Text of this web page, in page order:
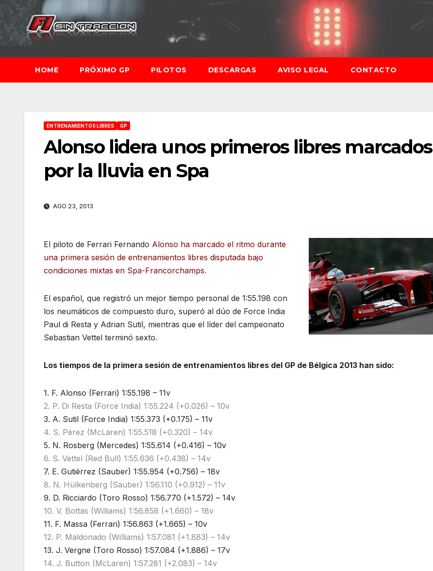
Saltar
contenido
HOME PRÓXIMO GP PILOTOS DESCARGAS AVISO LEGAL CONTACTO
ENTRENAMIENTOS LIBRES GP
Alonso lidera unos primeros libres marcados
por la lluvia en Spa
AGO 23, 2013
El piloto de Ferrari Fernando Alonso ha marcado el ritmo durante
una primera sesión de entrenamientos libres disputada bajo
condiciones mixtas en Spa-Francorchamps.
El español, que registró un mejor tiempo personal de 1:55.198 con
los neumáticos de compuesto duro, superó al dúo de Force India
Paul di Resta y Adrian Sutil, mientras que el líder del campeonato
Sebastian Vettel terminó sexto.
Los tiempos de la primera sesión de entrenamientos libres del GP de Bélgica 2013 han sido:
1. F. Alonso (Ferrari) 1:55.198 – 11v
2. P. Di Resta (Force India) 1:55.224 (+0.026) – 10v
3. A. Sutil (Force India) 1:55.373 (+0.175) – 11v
4. S. Pérez (McLaren) 1:55.518 (+0.320) – 14v
5. N. Rosberg (Mercedes) 1:55.614 (+0.416) – 10v
6. S. Vettel (Red Bull) 1:55.636 (+0.438) – 14v
7. E. Gutiérrez (Sauber) 1:55.954 (+0.756) – 18v
8. N. Hülkenberg (Sauber) 1:56.110 (+0.912) – 11v
9. D. Ricciardo (Toro Rosso) 1:56.770 (+1.572) – 14v
10. V. Bottas (Williams) 1:56.858 (+1.660) – 18v
11. F. Massa (Ferrari) 1:56.863 (+1.665) – 10v
12. P. Maldonado (Williams) 1:57.081 (+1.883) – 14v
13. J. Vergne (Toro Rosso) 1:57.084 (+1.886) – 17v
14. J. Button (McLaren) 1:57.281 (+2.083) – 14v